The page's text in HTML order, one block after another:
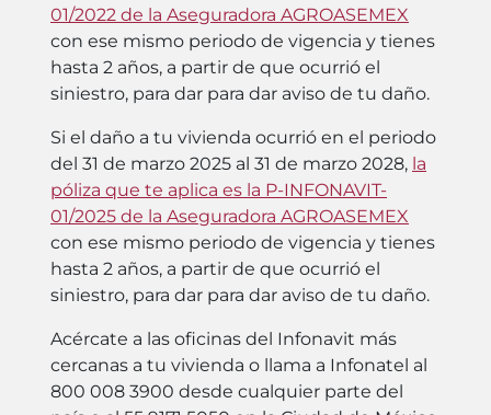
01/2022 de la Aseguradora AGROASEMEX
con ese mismo periodo de vigencia y tienes
hasta 2 años, a partir de que ocurrió el
siniestro, para dar para dar aviso de tu daño.
Si el daño a tu vivienda ocurrió en el periodo
del 31 de marzo 2025 al 31 de marzo 2028, la
póliza que te aplica es la P-INFONAVIT-
01/2025 de la Aseguradora AGROASEMEX
con ese mismo periodo de vigencia y tienes
hasta 2 años, a partir de que ocurrió el
siniestro, para dar para dar aviso de tu daño.
Acércate a las oficinas del Infonavit más
cercanas a tu vivienda o llama a Infonatel al
800 008 3900 desde cualquier parte del